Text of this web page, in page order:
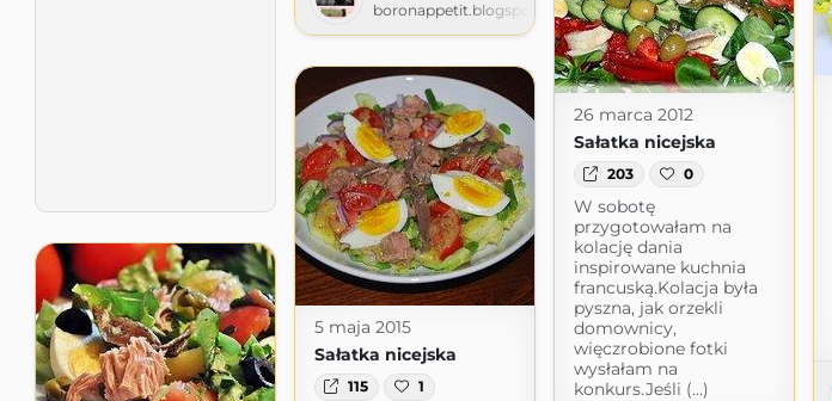
boronappetit.blogspot.com
26 marca 2012
Sałatka nicejska
203 0
W sobotę
przygotowałam na
kolację dania
inspirowane kuchnia
francuską.Kolacja była
pyszna, jak orzekli
domownicy,
więczrobione fotki
wysłałam na
konkurs.Jeśli (...)
5 maja 2015
Sałatka nicejska
115 1